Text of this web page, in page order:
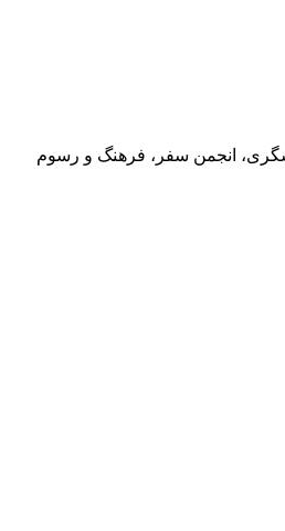
انجمن سفر، فرهنگ و رسوم